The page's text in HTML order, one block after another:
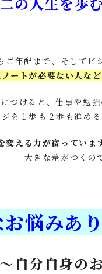
ご年配まで、そしてビ
ートが必要ない人な
つけると、仕事や勉
を１歩も２歩も進め
変える力が宿っていま
大きな差がつくの
お悩みあ
〜自分自身の